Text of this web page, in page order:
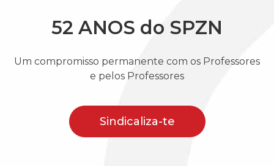
52 ANOS do SPZN
Um compromisso permanente com os Professores
e pelos Professores
Sindicaliza-te